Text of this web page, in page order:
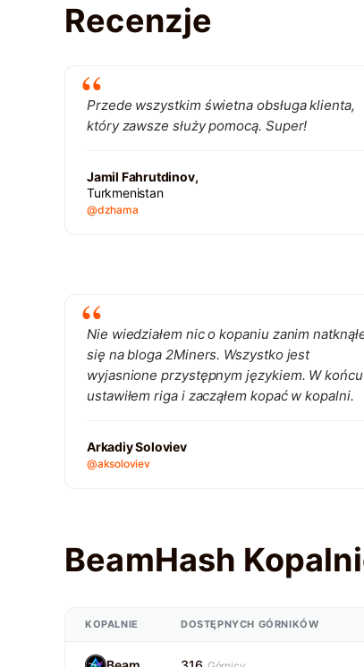
Recenzje
Przede wszystkim świetna obsługa klienta,
który zawsze służy pomocą. Super!
Jamil Fahrutdinov,
Turkmenistan
@dzhama
Nie wiedziałem nic o kopaniu zanim
się na bloga 2Miners. Wszystko jest
wyjasnione przystępnym językiem. W końcu
ustawiłem riga i zacząłem kopać w kopalni.
Arkadiy Soloviev
@aksoloviev
BeamHash
KOPALNIE DOSTĘPNYCH GÓRNIKÓW